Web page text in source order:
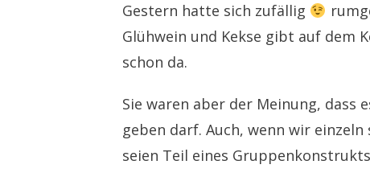
Gestern hatte sich zufällig
Glühwein und Kekse gibt auf dem
schon da.
Sie waren aber der Meinung, dass
geben darf. Auch, wenn wir
seien Teil eines